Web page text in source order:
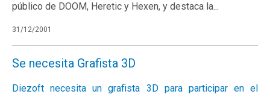
público de DOOM, Heretic y Hexen, y destaca la...
31/12/2001
Se necesita Grafista 3D
Diezoft necesita un grafista 3D para participar en el